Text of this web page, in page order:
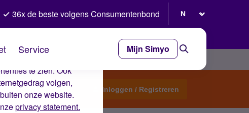
je ervaring op de
te zien. Ook
volgen,
onze website.
privacy statement.
36x de beste volgens Consumentenbond
Service Mijn Simyo
Start een topic Inloggen / Registreren